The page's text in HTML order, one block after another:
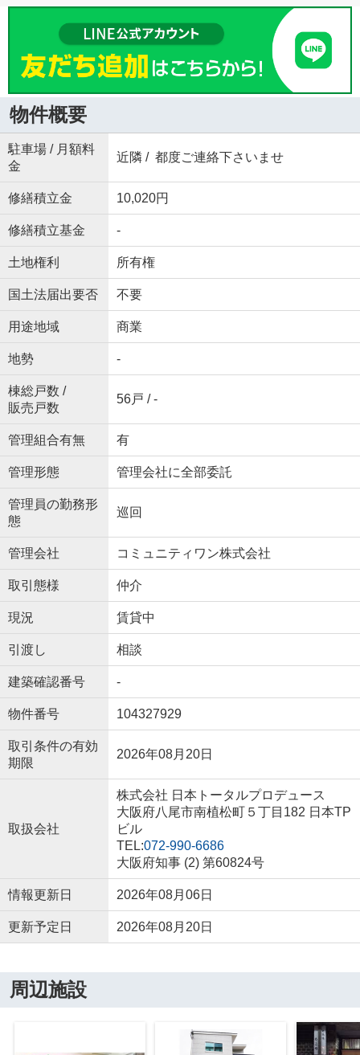
物件概要
駐車場 / 月額料
金
近隣 / 都度ご連絡下さいませ
修繕積立金 10,020円
修繕積立基金 -
土地権利 所有権
国土法届出要否 不要
用途地域 商業
地勢 -
棟総戸数 /
販売戸数
56戸 / -
管理組合有無 有
管理形態 管理会社に全部委託
管理員の勤務形
態
巡回
管理会社 コミュニティワン株式会社
取引態様 仲介
現況 賃貸中
引渡し 相談
建築確認番号 -
物件番号 104327929
取引条件の有効
期限
2026年08月20日
取扱会社
株式会社 日本トータルプロデュース
大阪府八尾市南植松町５丁目182 日本TP
ビル
TEL:072-990-6686
大阪府知事 (2) 第60824号
情報更新日 2026年08月06日
更新予定日 2026年08月20日
周辺施設